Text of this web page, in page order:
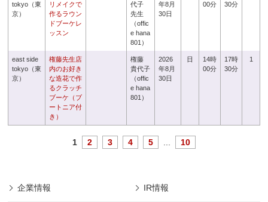
tokyo（東
京）
リメイクで
作るラウン
ドブーケレ
ッスン
代子
先生
（offic
e hana
801）
年8月
30日
00分
30分
east side
tokyo（東
京）
権藤先生店
内のお好き
な造花で作
るクラッチ
ブーケ（ブ
ートニア付
き）
権藤
貴代子
（offic
e hana
801）
2026
年8月
30日
日
14時
00分
17時
30分
1
1 2 3 4 5 10
企業情報 IR情報